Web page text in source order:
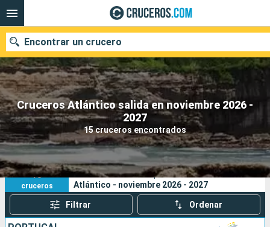
Cruceros Atlántico salida en noviembre 2026 -
2027
15 cruceros encontrados
Encontrar un crucero
Nuestros destinos
Fecha de salida
Puertos Compañías
Buscar
15
cruceros
Sus criterios de búsqueda:
Atlántico - noviembre 2026 - 2027
Filtrar Ordenar